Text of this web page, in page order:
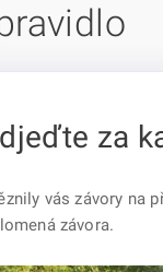
za
vás závory na
závora.